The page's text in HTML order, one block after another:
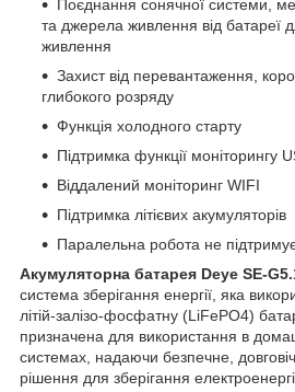
Поєднання сонячної системи,
та джерела живлення від батареї
живлення
Захист від перевантаження,
глибокого розряду
Функція холодного старту
Підтримка функції моніторингу
Віддалений моніторинг WIFI
Підтримка літієвих акумуляторів
Паралельна робота не
Акумуляторна батарея Deye SE-
система зберігання енергії, яка
літій-залізо-фосфатну (LiFePO4)
призначена для використання в
системах, надаючи безпечне,
рішення для зберігання